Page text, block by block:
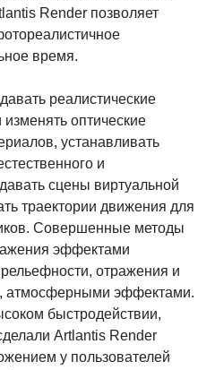
Render позволяет
время.
реалистические
оптические
устанавливать
и
сцены виртуальной
траектории движения для
Совершенные методы
эффектами
отражения и
атмосферными эффектами.
быстродействии,
Artlantis Render
у пользователей